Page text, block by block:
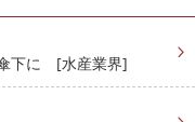
下に [水産業界]